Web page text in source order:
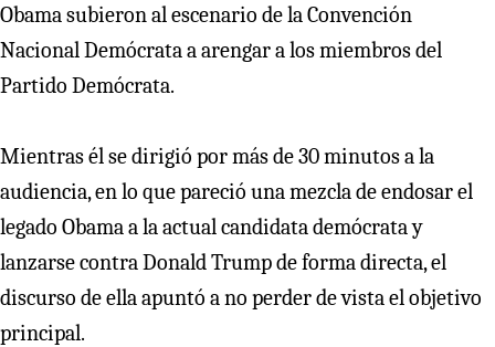
Obama subieron al escenario de la Convención
Nacional Demócrata a arengar a los miembros del
Partido Demócrata.
Mientras él se dirigió por más de 30 minutos a la
audiencia, en lo que pareció una mezcla de endosar el
legado Obama a la actual candidata demócrata y
lanzarse contra Donald Trump de forma directa, el
discurso de ella apuntó a no perder de vista el objetivo
principal.